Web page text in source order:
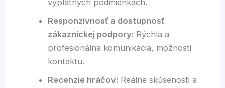
výplatných podmienkach.
Responzívnosť a dostupnosť
zákazníckej podpory: Rýchla a
profesionálna komunikácia, možnosti
kontaktu.
Recenzie hráčov: Reálne skúsenosti a